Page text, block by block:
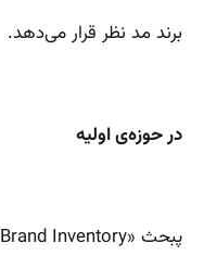
برند مد نظر قرار می‌دهد.
در حوزه‌ی اولیه